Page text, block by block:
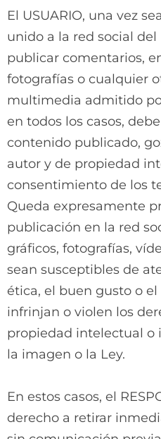
El USUARIO, una vez
unido a la red social del
publicar comentarios,
fotografías o cualquier
multimedia admitido
en todos los casos,
contenido publicado,
autor y de propiedad
consentimiento de los
Queda expresamente
publicación en la red
gráficos, fotografías,
sean susceptibles de
ética, el buen gusto o el
infrinjan o violen los
propiedad intelectual o
la imagen o la Ley.
En estos casos, el
derecho a retirar